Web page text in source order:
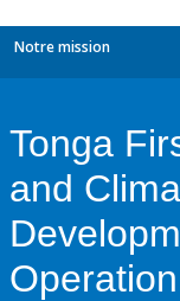
Notre mission
Tonga
and